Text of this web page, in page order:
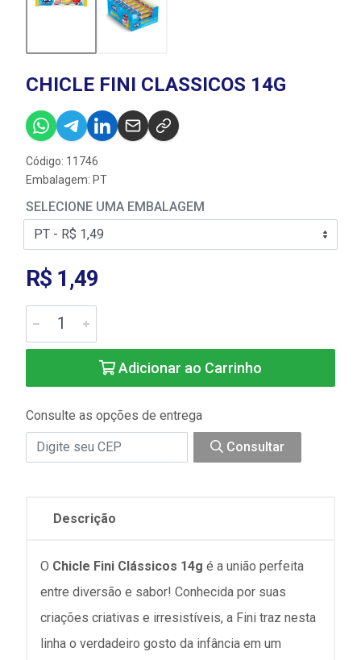
CHICLE FINI CLASSICOS 14G
Código: 11746
Embalagem: PT
SELECIONE UMA EMBALAGEM
R$ 1,49
Adicionar ao Carrinho
Consulte as opções de entrega
Consultar
Descrição
O Chicle Fini Clássicos 14g é a união perfeita
entre diversão e sabor! Conhecida por suas
criações criativas e irresistíveis, a Fini traz nesta
linha o verdadeiro gosto da infância em um